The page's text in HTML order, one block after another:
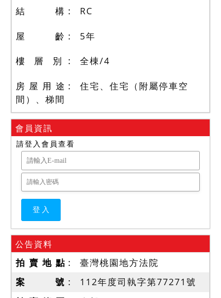
結 構 RC
屋 齡 5年
樓 層 別 全棟/4
房 屋 用 途
住宅、住宅（附屬停車空
間）、梯間
會員資訊
請登入會員查看
公告資料
拍 賣 地 點
臺灣桃園地方法院
案 號
112年度司執字第77271號